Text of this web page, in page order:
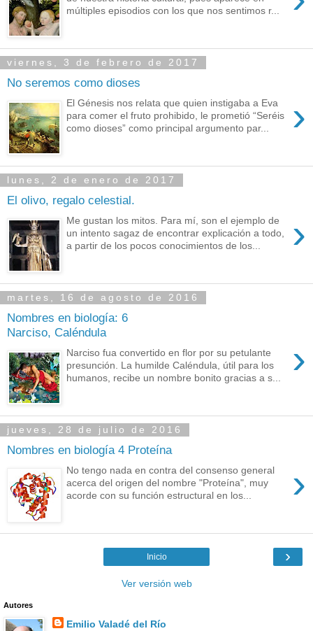
múltiples episodios con los que nos sentimos r...
viernes, 3 de febrero de 2017
No seremos como dioses
›
El Génesis nos relata que quien instigaba a Eva
para comer el fruto prohibido, le prometió “Seréis
como dioses” como principal argumento par...
lunes, 2 de enero de 2017
El olivo, regalo celestial.
›
Me gustan los mitos. Para mí, son el ejemplo de
un intento sagaz de encontrar explicación a todo,
a partir de los pocos conocimientos de los...
martes, 16 de agosto de 2016
Nombres en biología: 6
Narciso, Caléndula
›
Narciso fua convertido en flor por su petulante
presunción. La humilde Caléndula, útil para los
humanos, recibe un nombre bonito gracias a s...
jueves, 28 de julio de 2016
Nombres en biología 4 Proteína
›
No tengo nada en contra del consenso general
acerca del origen del nombre "Proteína", muy
acorde con su función estructural en los...
›
Inicio
Ver versión web
Autores
Emilio Valadé del Río